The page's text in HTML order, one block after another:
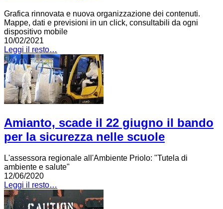
Grafica rinnovata e nuova organizzazione dei contenuti.
Mappe, dati e previsioni in un click, consultabili da ogni
dispositivo mobile
10/02/2021
Leggi il resto…
Amianto, scade il 22 giugno il bando
per la sicurezza nelle scuole
L'assessora regionale all'Ambiente Priolo: "Tutela di
ambiente e salute"
12/06/2020
Leggi il resto…